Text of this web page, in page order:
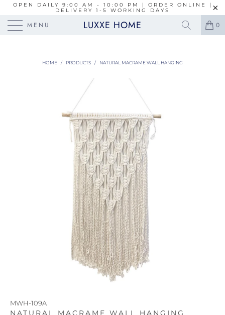
OPEN DAILY 9:00 AM - 10:00 PM | ORDER ONLINE |
DELIVERY 1-5 WORKING DAYS
MENU LUXXE HOME 0
HOME / PRODUCTS / NATURAL MACRAME WALL HANGING
MWH-109A
NATURAL MACRAME WALL HANGING